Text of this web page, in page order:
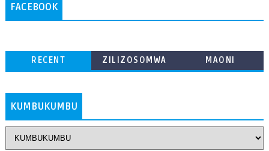
FACEBOOK
RECENT
ZILIZOSOMWA
MAONI
KUMBUKUMBU